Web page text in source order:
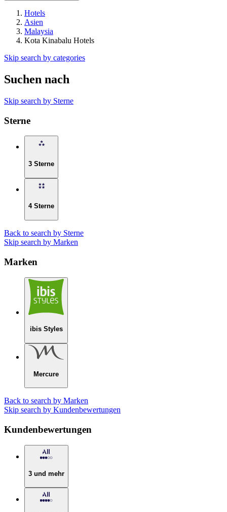
Hotels
Asien
Malaysia
Kota Kinabalu Hotels
Skip search by categories
Suchen nach
Skip search by Sterne
Sterne
3 Sterne
4 Sterne
Back to search by Sterne
Skip search by Marken
Marken
ibis Styles
Mercure
Back to search by Marken
Skip search by Kundenbewertungen
Kundenbewertungen
3 und mehr